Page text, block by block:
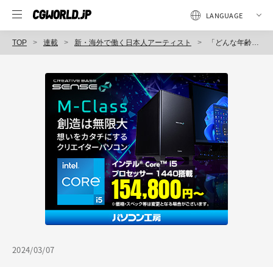
TOP 連載 新・海外で働く日本人アーティスト 「どんな年齢でもチャンスはある、行きたいときがタイミングです」36歳でカナダに渡航、第93回：原島 順（Digital Matte Painter / Framestore Montreal）
2024/03/07